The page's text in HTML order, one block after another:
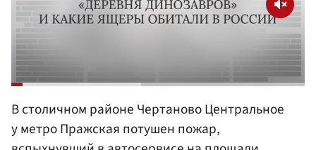
В столичном районе Чертаново Центральное
у метро Пражская потушен пожар,